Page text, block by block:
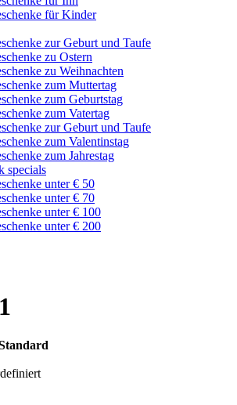
für Kinder
zur Geburt und Taufe
zu Ostern
zu Weihnachten
zum Muttertag
zum Geburtstag
zum Vatertag
zur Geburt und Taufe
zum Valentinstag
zum Jahrestag
specials
unter € 50
unter € 70
unter € 100
unter € 200